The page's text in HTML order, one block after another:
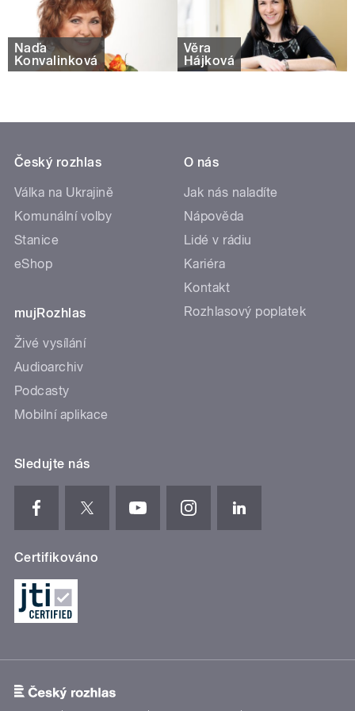
Naďa
Konvalinková
Věra
Hájková
Český rozhlas
Válka na Ukrajině
Komunální volby
Stanice
eShop
mujRozhlas
Živé vysílání
Audioarchiv
Podcasty
Mobilní aplikace
O nás
Jak nás naladíte
Nápověda
Lidé v rádiu
Kariéra
Kontakt
Rozhlasový poplatek
Sledujte nás
Certifikováno